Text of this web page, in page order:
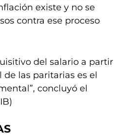
existe y no se
contra ese proceso
del salario a partir
las paritarias es el
concluyó el